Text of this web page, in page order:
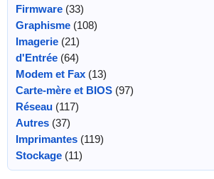
Firmware(33)
Graphisme(108)
Imagerie(21)
d'Entrée(64)
Modem et Fax(13)
Carte-mère et BIOS(97)
Réseau(117)
Autres(37)
Imprimantes(119)
Stockage(11)